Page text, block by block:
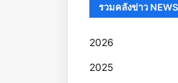
รวมคลังข่าว
2026
2025